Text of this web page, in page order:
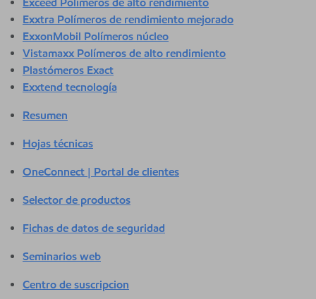
Exxtra Polímeros de rendimiento mejorado
ExxonMobil Polímeros núcleo
Vistamaxx Polímeros de alto rendimiento
Plastómeros Exact
Exxtend tecnología
Resumen
Hojas técnicas
OneConnect | Portal de clientes
Selector de productos
Fichas de datos de seguridad
Seminarios web
Centro de suscripcion